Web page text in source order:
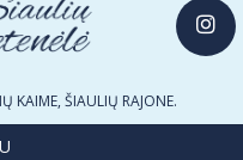
KAIME, ŠIAULIŲ RAJONE.